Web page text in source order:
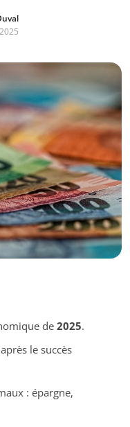
de2025.
après le succès
: épargne,